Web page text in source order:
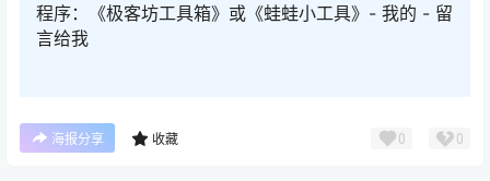
程序：《极客坊工具箱》或《蛙蛙小工具》- 我的 - 留
言给我
海报分享 收藏 0 0